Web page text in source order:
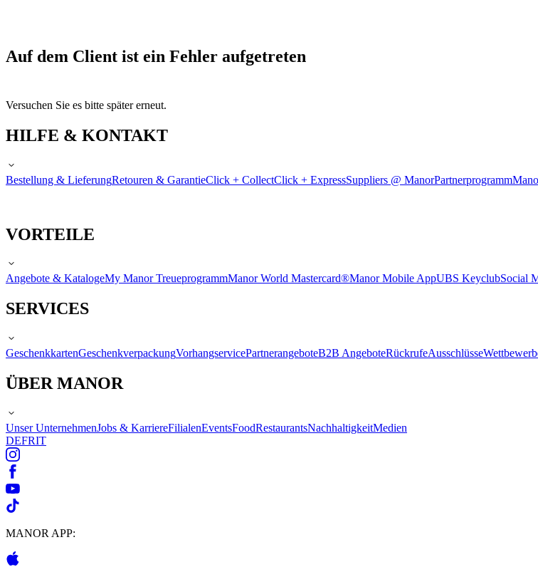
Auf dem Client ist ein Fehler aufgetreten
Versuchen Sie es bitte später erneut.
HILFE & KONTAKT
Bestellung & LieferungRetouren & GarantieClick + CollectClick + ExpressSuppliers @ ManorPartnerprogramm
VORTEILE
Angebote & KatalogeMy Manor TreueprogrammManor World Mastercard®Manor Mobile AppUBS KeyclubSocial
SERVICES
GeschenkkartenGeschenkverpackungVorhangservicePartnerangeboteB2B AngeboteRückrufeAusschlüsse
ÜBER MANOR
Unser UnternehmenJobs & KarriereFilialenEventsFoodRestaurantsNachhaltigkeitMedien
DEFRIT
MANOR APP: